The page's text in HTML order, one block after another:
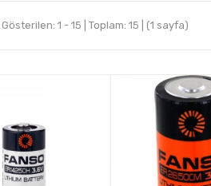
Gösterilen: 1 - 15 | Toplam: 15 | (1 sayfa)